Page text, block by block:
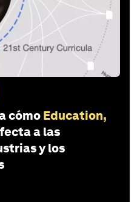
cómo Education,
a las
y los